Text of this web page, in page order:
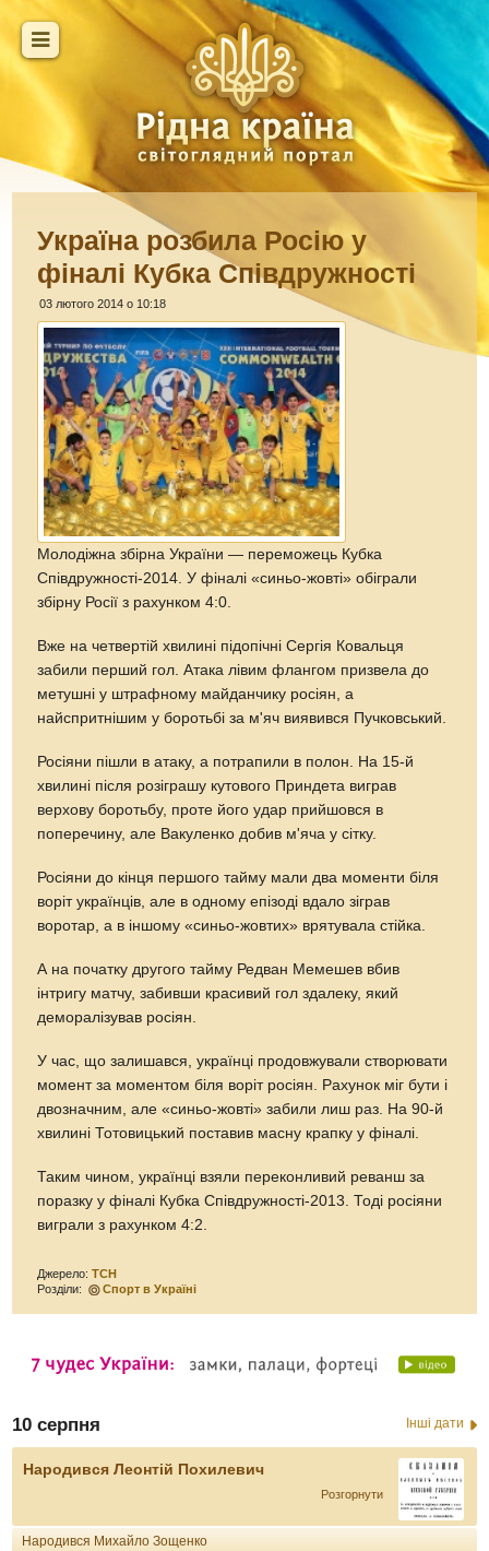
Україна розбила Росію у
фіналі Кубка Співдружності
03 лютого 2014 о 10:18
Молодіжна збірна України — переможець Кубка
Співдружності-2014. У фіналі «синьо-жовті» обіграли
збірну Росії з рахунком 4:0.
Вже на четвертій хвилині підопічні Сергія Ковальця
забили перший гол. Атака лівим флангом призвела до
метушні у штрафному майданчику росіян, а
найспритнішим у боротьбі за м'яч виявився Пучковський.
Росіяни пішли в атаку, а потрапили в полон. На 15-й
хвилині після розіграшу кутового Приндета виграв
верхову боротьбу, проте його удар прийшовся в
поперечину, але Вакуленко добив м'яча у сітку.
Росіяни до кінця першого тайму мали два моменти біля
воріт українців, але в одному епізоді вдало зіграв
воротар, а в іншому «синьо-жовтих» врятувала стійка.
А на початку другого тайму Редван Мемешев вбив
інтригу матчу, забивши красивий гол здалеку, який
деморалізував росіян.
У час, що залишався, українці продовжували створювати
момент за моментом біля воріт росіян. Рахунок міг бути і
двозначним, але «синьо-жовті» забили лиш раз. На 90-й
хвилині Тотовицький поставив масну крапку у фіналі.
Таким чином, українці взяли переконливий реванш за
поразку у фіналі Кубка Співдружності-2013. Тоді росіяни
виграли з рахунком 4:2.
Джерело:ТСН
Розділи:
Спорт в Україні
10 серпня Інші дати
Народився Леонтій Похилевич
Розгорнути
Народився Михайло Зощенко